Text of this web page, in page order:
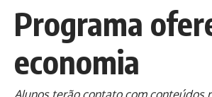
Programa
economia
Alunos terão contato com conteúdos